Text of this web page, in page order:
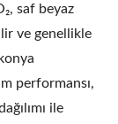
saf beyaz
ve genellikle
performansı,
ile